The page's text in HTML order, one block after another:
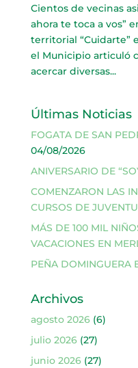
Cientos de vecinas
ahora te toca a vos”
territorial “Cuidarte”
el Municipio articuló
acercar diversas...
Últimas Noticias
FOGATA DE SAN
04/08/2026
ANIVERSARIO DE
COMENZARON LAS
CURSOS DE
MÁS DE 100 MIL
VACACIONES EN
PEÑA DOMINGUERA
Archivos
agosto 2026(6)
julio 2026(27)
junio 2026(27)